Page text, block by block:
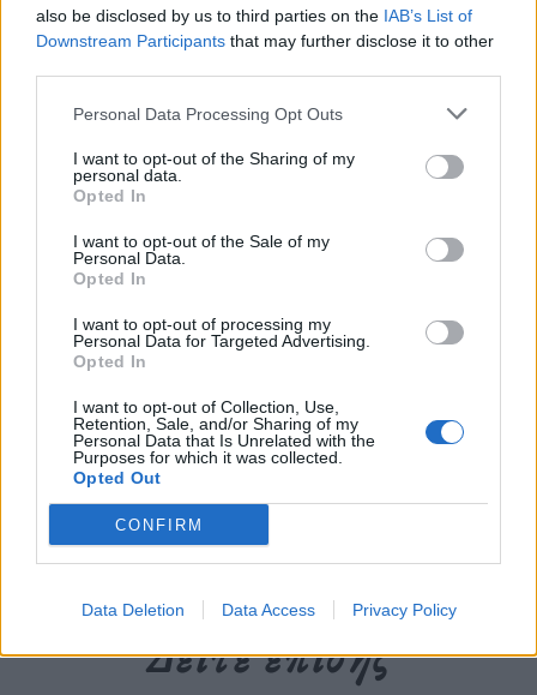
also be disclosed by us to third parties on the IAB’s List of
Downstream Participants that may further disclose it to other
Personal Data Processing Opt Outs
I want to opt-out of the Sharing of my
personal data.
Opted In
I want to opt-out of the Sale of my
Personal Data.
Opted In
I want to opt-out of processing my
Personal Data for Targeted Advertising.
Opted In
I want to opt-out of Collection, Use,
Retention, Sale, and/or Sharing of my
Personal Data that Is Unrelated with the
Purposes for which it was collected.
Opted Out
CONFIRM
Data Deletion Data Access Privacy Policy
Πηγή: ΑΠΕ-ΜΠΕ
Ακολουθήστε το OLAFAQ
Newsroom
Ετικέτες :Εγκυμοσύνη,Εκπομπές Ρύπων,έμβρυο
επιστημονική μελέτη
Δείτε επίσης